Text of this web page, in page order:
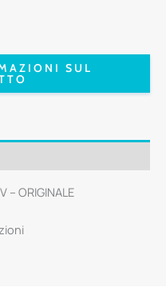
SUL
– ORIGINALE